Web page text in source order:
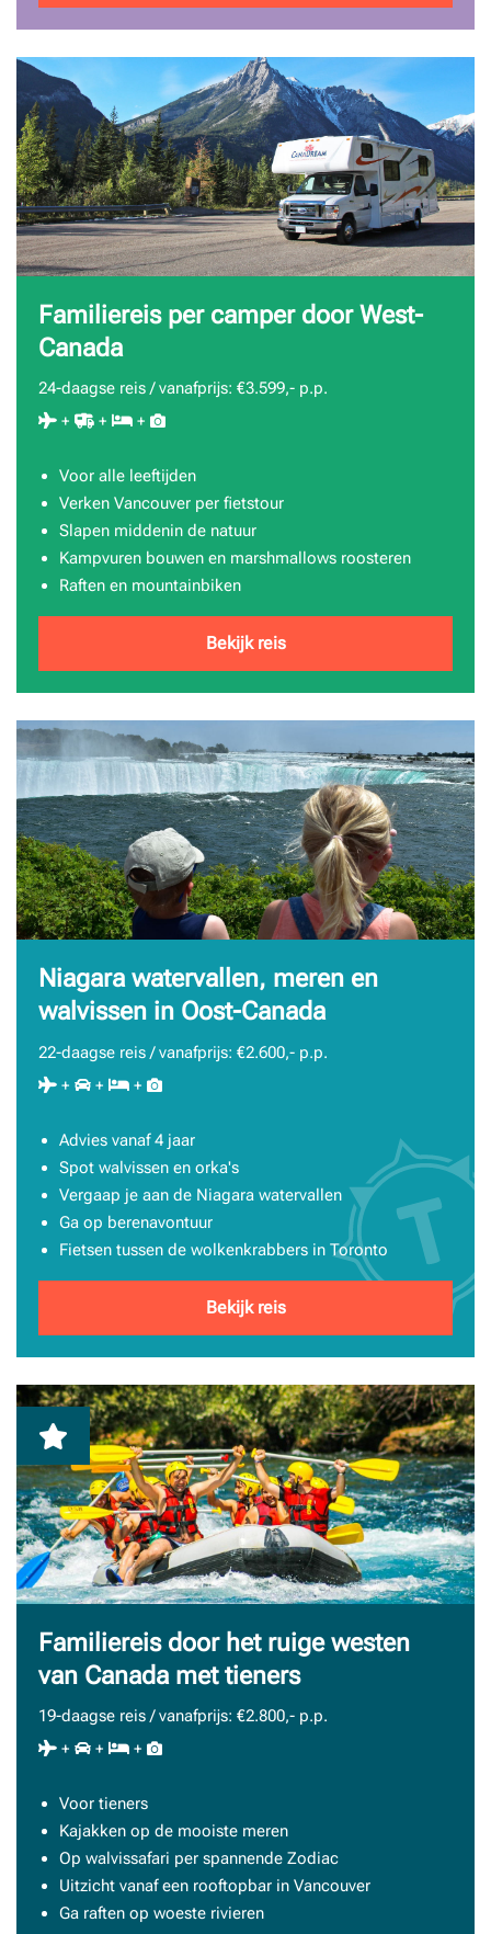
Familiereis per camper door West-
Canada
24-daagse reis / vanafprijs: €3.599,- p.p.
+
+ +
Voor alle leeftijden
Verken Vancouver per fietstour
Slapen middenin de natuur
Kampvuren bouwen en marshmallows roosteren
Raften en mountainbiken
Bekijk reis
Niagara watervallen, meren en
walvissen in Oost-Canada
22-daagse reis / vanafprijs: €2.600,- p.p.
+
+ +
Advies vanaf 4 jaar
Spot walvissen en orka's
Vergaap je aan de Niagara watervallen
Ga op berenavontuur
Fietsen tussen de wolkenkrabbers in Toronto
Bekijk reis
Familiereis door het ruige westen
van Canada met tieners
19-daagse reis / vanafprijs: €2.800,- p.p.
+
+ +
Voor tieners
Kajakken op de mooiste meren
Op walvissafari per spannende Zodiac
Uitzicht vanaf een rooftopbar in Vancouver
Ga raften op woeste rivieren